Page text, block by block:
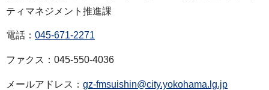
ティマネジメント推進課
電話： 045-671-2271
ファクス：045-550-4036
メールアドレス： gz-fmsuishin@city.yokohama.lg.jp